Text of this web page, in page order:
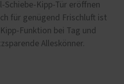
Schiebe-Kipp-Tür eröffnen
für genügend Frischluft ist
Funktion bei Tag und
Alleskönner.